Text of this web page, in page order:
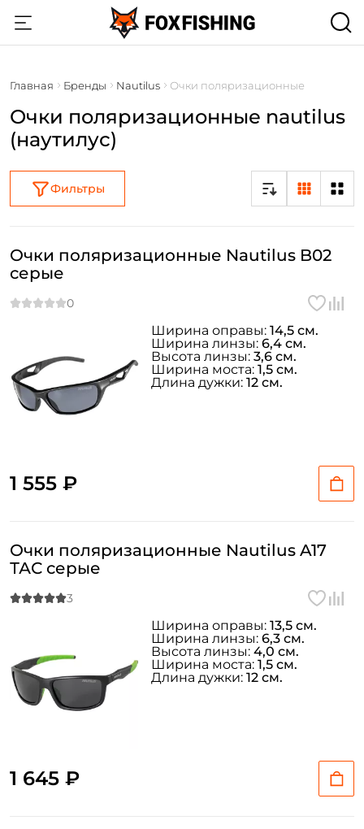
Главная Бренды Nautilus Очки поляризационные
Очки поляризационные nautilus
(наутилус)
Фильтры
Очки поляризационные Nautilus B02
серые
1 555 ₽
Ширина оправы: 14,5 см.
Ширина линзы: 6,4 см.
Высота линзы: 3,6 см.
Ширина моста: 1,5 см.
Длина дужки: 12 см.
Очки поляризационные Nautilus A17
ТАС серые
1 645 ₽
Ширина оправы: 13,5 см.
Ширина линзы: 6,3 см.
Высота линзы: 4,0 см.
Ширина моста: 1,5 см.
Длина дужки: 12 см.